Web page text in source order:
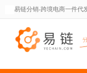
易链分销-跨境电商一件代